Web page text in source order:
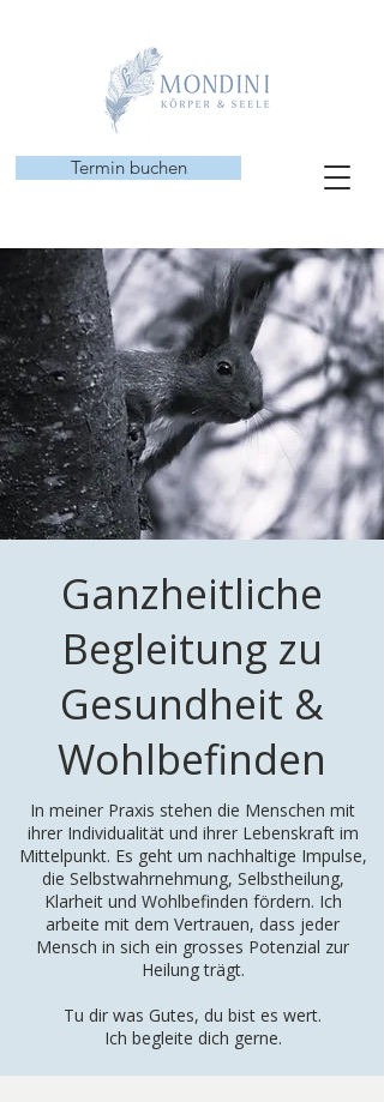
Termin buchen
Ganzheitliche
Begleitung zu
Gesundheit &
Wohlbefinden
In meiner Praxis stehen die Menschen mit
ihrer Individualität und ihrer Lebenskraft im
Mittelpunkt. Es geht um nachhaltige Impulse,
die Selbstwahrnehmung, Selbstheilung,
Klarheit und Wohlbefinden fördern. Ich
arbeite mit dem Vertrauen, dass jeder
Mensch in sich ein grosses Potenzial zur
Heilung trägt.
Tu dir was Gutes, du bist es wert.
Ich begleite dich gerne.